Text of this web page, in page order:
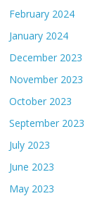
February 2024
January 2024
December 2023
November 2023
October 2023
September 2023
July 2023
June 2023
May 2023